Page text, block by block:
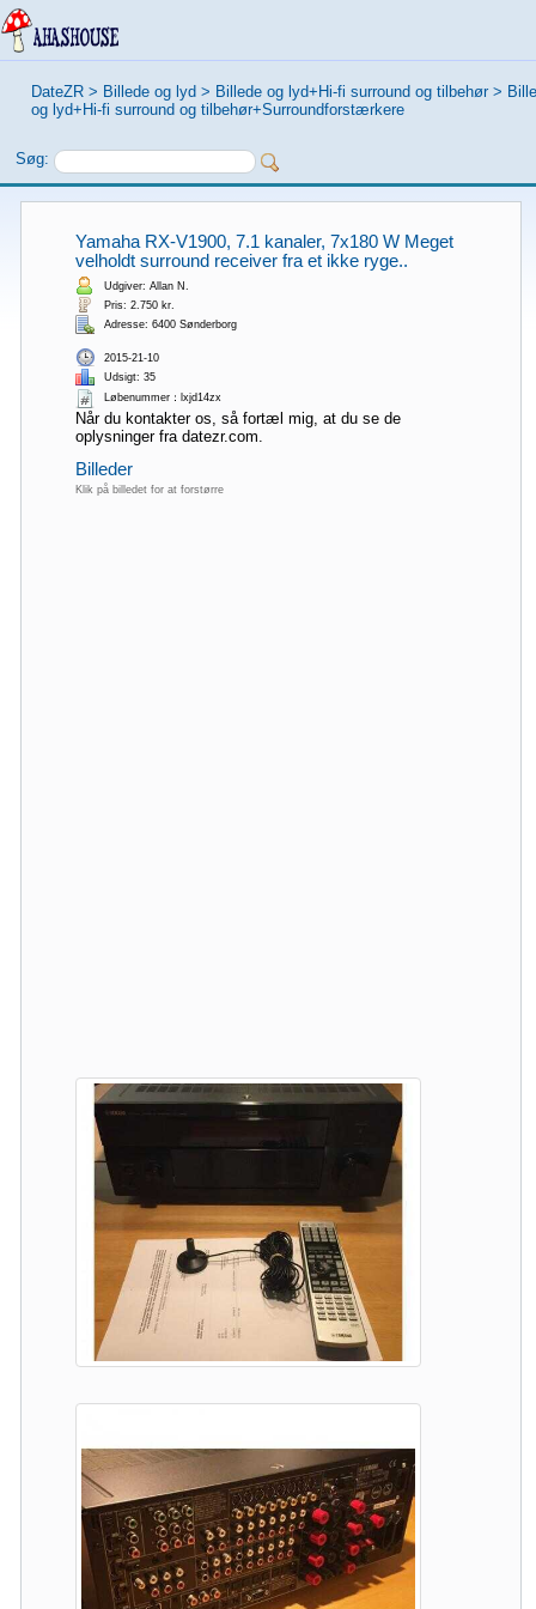
DateZR > Billede og lyd > Billede og lyd+Hi-fi surround og tilbehør >
og lyd+Hi-fi surround og tilbehør+Surroundforstærkere
Søg:
Yamaha RX-V1900, 7.1 kanaler, 7x180 W Meget
velholdt surround receiver fra et ikke ryge..
Udgiver: Allan N.
Pris: 2.750 kr.
Adresse: 6400 Sønderborg
2015-21-10
Udsigt: 35
Løbenummer：lxjd14zx
Når du kontakter os, så fortæl mig, at du se de
oplysninger fra datezr.com.
Billeder
Klik på billedet for at forstørre